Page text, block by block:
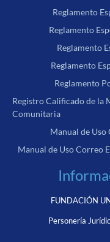
Reglamento
Reglamento
Reglamento
Reglamento
Reglamento
Registro Calificado de la
Comunitaria
Manual de
Manual de Uso Correo
FUNDACIÓN
Personería